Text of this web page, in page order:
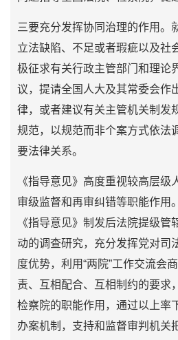
三要充分发挥协同治理的作用。
立法缺陷、不足或者瑕疵以及社
极征求有关行政主管部门和理论
议，提请全国人大及其常委会作
律，或者建议有关主管机关制发
规范，以规范而非个案方式依法
要法律关系。
《指导意见》高度重视较高层级
审级监督和再审纠错等职能作用
《指导意见》制发后法院提级管
动的调查研究，充分发挥党对司
度优势，利用“两院”工作交流会
责、互相配合、互相制约的要求
检察院的职能作用，通过以上率
办案机制，支持和监督审判机关